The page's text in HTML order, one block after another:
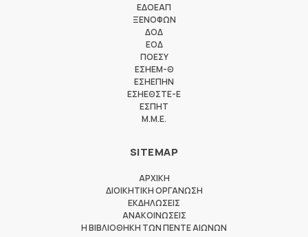
ΕΔΟΕΑΠ
ΞΕΝΟΦΩΝ
ΔΟΔ
ΕΟΔ
ΠΟΕΣΥ
ΕΣΗΕΜ-Θ
ΕΣΗΕΠΗΝ
ΕΣΗΕΘΣΤΕ-Ε
ΕΣΠΗΤ
M.M.E.
SITEMAP
ΑΡΧΙΚΗ
ΔΙΟΙΚΗΤΙΚΗ ΟΡΓΑΝΩΣΗ
ΕΚΔΗΛΩΣΕΙΣ
ΑΝΑΚΟΙΝΩΣΕΙΣ
Η ΒΙΒΛΙΟΘΗΚΗ ΤΩΝ ΠΕΝΤΕ ΑΙΩΝΩΝ